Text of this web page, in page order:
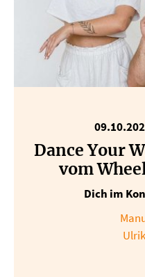
Dance Your
vom
Dich im